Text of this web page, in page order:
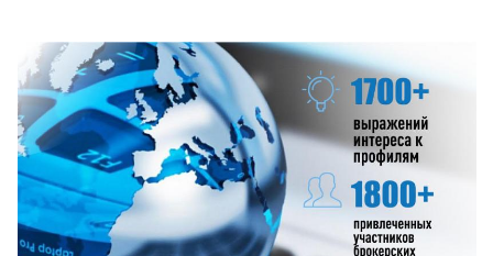
Смотреть проект